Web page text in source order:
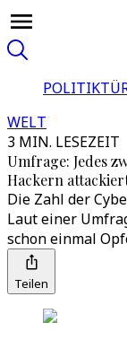
POLITIK
WELT
3 MIN. LESEZEIT
Umfrage: Jedes
Hackern
Die Zahl der
Laut einer
schon einmal
Teilen